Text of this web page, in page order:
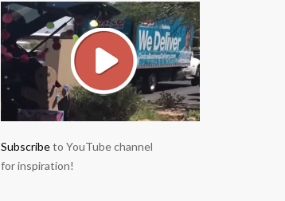
Subscribeto YouTube channel
for inspiration!